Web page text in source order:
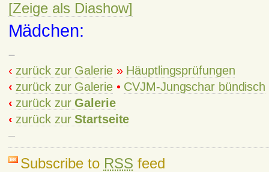
[Zeige als Diashow]
Mädchen:
–
‹ zurück zur Galerie » Häuptlingsprüfungen
‹ zurück zur Galerie • CVJM-Jungschar bündisch
‹ zurück zurGalerie
‹ zurück zurStartseite
–
Subscribe to RSS feed